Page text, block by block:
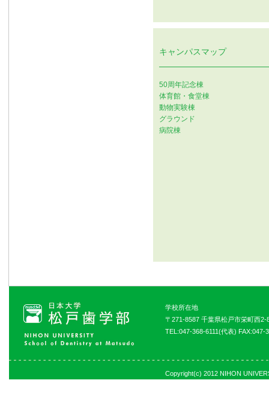
キャンパスマップ
50周年記念棟
体育館・食堂棟
動物実験棟
グラウンド
病院棟
学校所在地
〒271-8587 千葉県松戸市栄町西2-
TEL:047-368-6111(代表) FAX:047-
Copyright(c) 2012 NIHON